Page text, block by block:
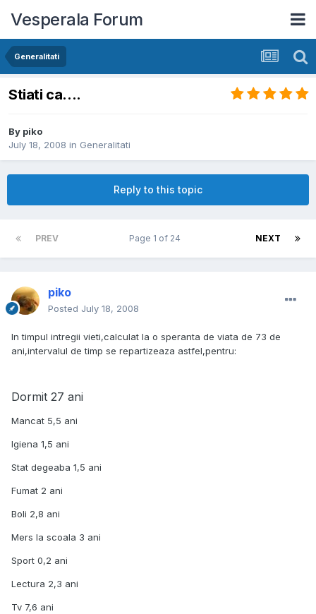
Vesperala Forum
Generalitati
Stiati ca....
By piko
July 18, 2008 in Generalitati
Reply to this topic
PREV NEXT
Page 1 of 24
piko
Posted July 18, 2008
In timpul intregii vieti,calculat la o speranta de viata de 73 de
ani,intervalul de timp se repartizeaza astfel,pentru:
Dormit 27 ani
Mancat 5,5 ani
Igiena 1,5 ani
Stat degeaba 1,5 ani
Fumat 2 ani
Boli 2,8 ani
Mers la scoala 3 ani
Sport 0,2 ani
Lectura 2,3 ani
Tv 7,6 ani